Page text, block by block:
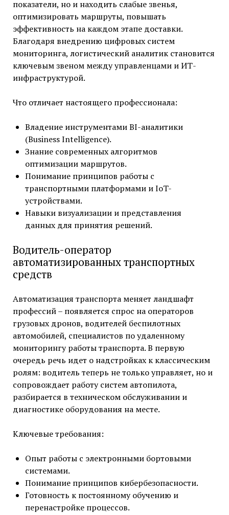
показатели, но и находить слабые звенья,
оптимизировать маршруты, повышать
эффективность на каждом этапе доставки.
Благодаря внедрению цифровых систем
мониторинга, логистический аналитик становится
ключевым звеном между управленцами и ИТ-
инфраструктурой.
Что отличает настоящего профессионала:
Владение инструментами BI-аналитики
(Business Intelligence).
Знание современных алгоритмов
оптимизации маршрутов.
Понимание принципов работы с
транспортными платформами и IoT-
устройствами.
Навыки визуализации и представления
данных для принятия решений.
Водитель-оператор
автоматизированных транспортных
средств
Автоматизация транспорта меняет ландшафт
профессий – появляется спрос на операторов
грузовых дронов, водителей беспилотных
автомобилей, специалистов по удаленному
мониторингу работы транспорта. В первую
очередь речь идет о надстройках к классическим
ролям: водитель теперь не только управляет, но и
сопровождает работу систем автопилота,
разбирается в техническом обслуживании и
диагностике оборудования на месте.
Ключевые требования:
Опыт работы с электронными бортовыми
системами.
Понимание принципов кибербезопасности.
Готовность к постоянному обучению и
перенастройке процессов.